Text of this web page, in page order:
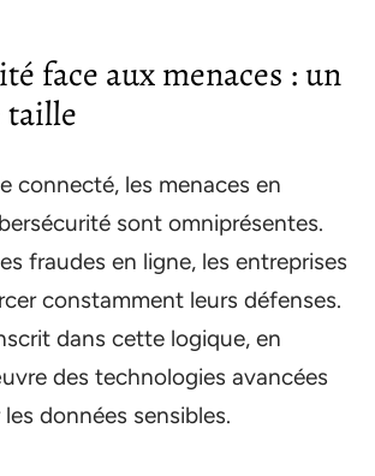
face aux menaces : un
taille
connecté, les menaces en
sont omniprésentes.
fraudes en ligne, les entreprises
constamment leurs défenses.
dans cette logique, en
des technologies avancées
données sensibles.